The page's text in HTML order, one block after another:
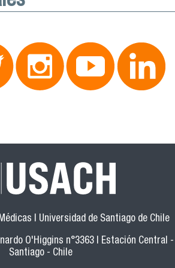
| Universidad de Santiago de Chile
O'Higgins n°3363 | Estación Central -
Santiago - Chile